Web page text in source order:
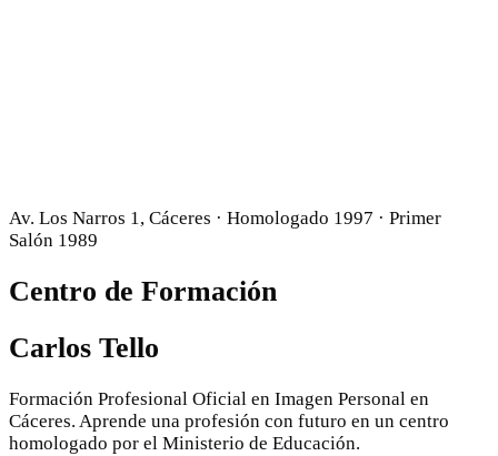
Av. Los Narros 1, Cáceres · Homologado 1997 · Primer
Salón 1989
Centro de Formación
Carlos Tello
Formación Profesional Oficial en Imagen Personal en
Cáceres. Aprende una profesión con futuro en un centro
homologado por el Ministerio de Educación.